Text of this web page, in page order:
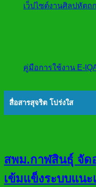
เว็ปไซต์งานศิลปหัตถ
คู่มือการใช้งาน E-
สื่อสารสุจริต โปร่งใส
สพม.กาฬสินธุ์ จัด
เข้มแข็งระบบแน